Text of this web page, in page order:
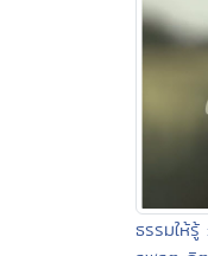
ธรรมให้